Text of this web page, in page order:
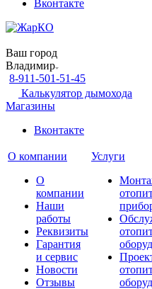
Вконтакте
Ваш город
Владимир
8-911-501-51-45
Калькулятор дымохода
Магазины
Вконтакте
О компании
О
компании
Наши
работы
Реквизиты
Гарантия
и сервис
Новости
Отзывы
Услуги